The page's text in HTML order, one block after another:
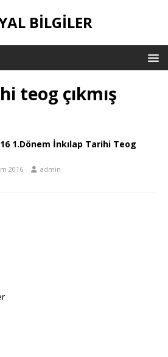
BILGILER
teog çıkmış
1.Dönem İnkılap Tarihi Teog
2016 admin